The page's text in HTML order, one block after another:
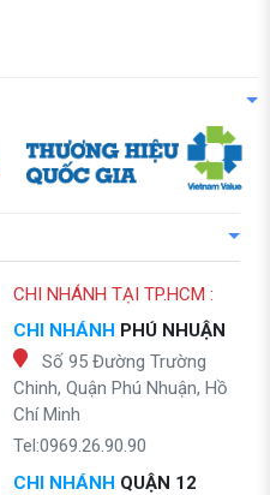
CHI NHÁNH TẠI TP.HCM :
CHI NHÁNH PHÚ NHUẬN
Số 95 Đường Trường
Chinh, Quận Phú Nhuận, Hồ
Chí Minh
Tel:0969.26.90.90
CHI NHÁNH QUẬN 12